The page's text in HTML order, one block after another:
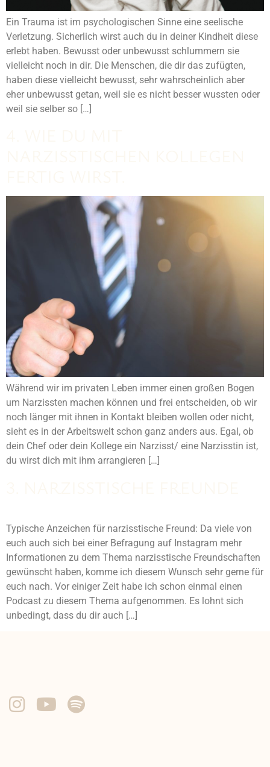
Ein Trauma ist im psychologischen Sinne eine seelische
Verletzung. Sicherlich wirst auch du in deiner Kindheit diese
erlebt haben. Bewusst oder unbewusst schlummern sie
vielleicht noch in dir. Die Menschen, die dir das zufügten,
haben diese vielleicht bewusst, sehr wahrscheinlich aber
eher unbewusst getan, weil sie es nicht besser wussten oder
weil sie selber so […]
Während wir im privaten Leben immer einen großen Bogen
um Narzissten machen können und frei entscheiden, ob wir
noch länger mit ihnen in Kontakt bleiben wollen oder nicht,
sieht es in der Arbeitswelt schon ganz anders aus. Egal, ob
dein Chef oder dein Kollege ein Narzisst/ eine Narzisstin ist,
du wirst dich mit ihm arrangieren […]
Typische Anzeichen für narzisstische Freund: Da viele von
euch auch sich bei einer Befragung auf Instagram mehr
Informationen zu dem Thema narzisstische Freundschaften
gewünscht haben, komme ich diesem Wunsch sehr gerne für
euch nach. Vor einiger Zeit habe ich schon einmal einen
Podcast zu diesem Thema aufgenommen. Es lohnt sich
unbedingt, dass du dir auch […]